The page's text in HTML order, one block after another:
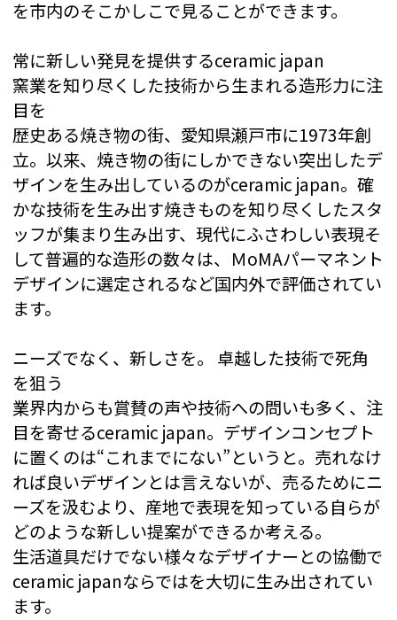
を市内のそこかしこで見ることができます。
常に新しい発見を提供するceramic japan
窯業を知り尽くした技術から生まれる造形力に注
目を
歴史ある焼き物の街、愛知県瀬戸市に1973年創
立。以来、焼き物の街にしかできない突出したデ
ザインを生み出しているのがceramic japan。確
かな技術を生み出す焼きものを知り尽くしたスタ
ッフが集まり生み出す、現代にふさわしい表現そ
して普遍的な造形の数々は、ＭoMAパーマネント
デザインに選定されるなど国内外で評価されてい
ます。
ニーズでなく、新しさを。 卓越した技術で死角
を狙う
業界内からも賞賛の声や技術への問いも多く、注
目を寄せるceramic japan。デザインコンセプト
に置くのは“これまでにない”というと。売れなけ
れば良いデザインとは言えないが、売るためにニ
ーズを汲むより、産地で表現を知っている自らが
どのような新しい提案ができるか考える。
生活道具だけでない様々なデザイナーとの協働で
ceramic japanならではを大切に生み出されてい
ます。